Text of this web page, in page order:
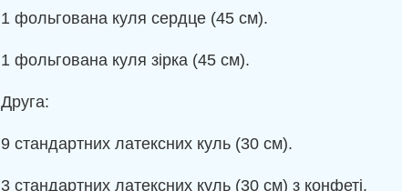
1 фольгована куля сердце (45 см).
1 фольгована куля зірка (45 см).
Друга:
9 стандартних латексних куль (30 см).
3 стандартних латексних куль (30 см) з конфеті.